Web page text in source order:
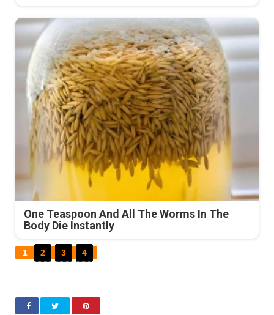
One Teaspoon And All The Worms In The
Body Die Instantly
1 2 3 4